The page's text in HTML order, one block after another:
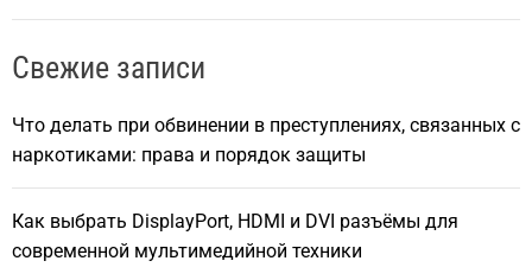
c
Свежие записи
Что делать при обвинении в преступлениях, связанных с
наркотиками: права и порядок защиты
Как выбрать DisplayPort, HDMI и DVI разъёмы для
современной мультимедийной техники